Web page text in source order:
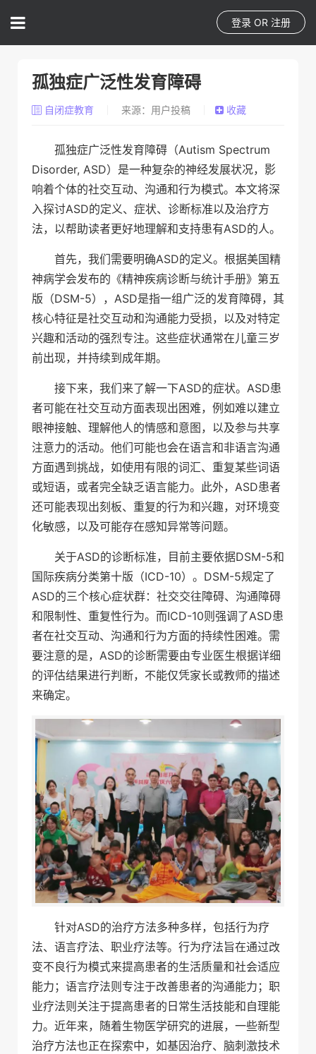
登录 OR 注册
孤独症广泛性发育障碍
自闭症教育 来源：用户投稿 收藏
孤独症广泛性发育障碍（Autism Spectrum
Disorder, ASD）是一种复杂的神经发展状况，影
响着个体的社交互动、沟通和行为模式。本文将深
入探讨ASD的定义、症状、诊断标准以及治疗方
法，以帮助读者更好地理解和支持患有ASD的人。
首先，我们需要明确ASD的定义。根据美国精
神病学会发布的《精神疾病诊断与统计手册》第五
版（DSM-5），ASD是指一组广泛的发育障碍，其
核心特征是社交互动和沟通能力受损，以及对特定
兴趣和活动的强烈专注。这些症状通常在儿童三岁
前出现，并持续到成年期。
接下来，我们来了解一下ASD的症状。ASD患
者可能在社交互动方面表现出困难，例如难以建立
眼神接触、理解他人的情感和意图，以及参与共享
注意力的活动。他们可能也会在语言和非语言沟通
方面遇到挑战，如使用有限的词汇、重复某些词语
或短语，或者完全缺乏语言能力。此外，ASD患者
还可能表现出刻板、重复的行为和兴趣，对环境变
化敏感，以及可能存在感知异常等问题。
关于ASD的诊断标准，目前主要依据DSM-5和
国际疾病分类第十版（ICD-10）。DSM-5规定了
ASD的三个核心症状群：社交交往障碍、沟通障碍
和限制性、重复性行为。而ICD-10则强调了ASD患
者在社交互动、沟通和行为方面的持续性困难。需
要注意的是，ASD的诊断需要由专业医生根据详细
的评估结果进行判断，不能仅凭家长或教师的描述
来确定。
针对ASD的治疗方法多种多样，包括行为疗
法、语言疗法、职业疗法等。行为疗法旨在通过改
变不良行为模式来提高患者的生活质量和社会适应
能力；语言疗法则专注于改善患者的沟通能力；职
业疗法则关注于提高患者的日常生活技能和自理能
力。近年来，随着生物医学研究的进展，一些新型
治疗方法也正在探索中，如基因治疗、脑刺激技术